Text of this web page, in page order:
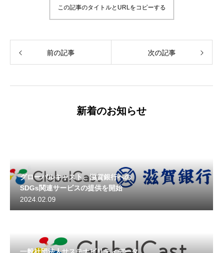
この記事のタイトルとURLをコピーする
前の記事 次の記事
新着のお知らせ
グローバルキャスト、滋賀銀行への
SDGs関連サービスの提供を開始
2024.02.09